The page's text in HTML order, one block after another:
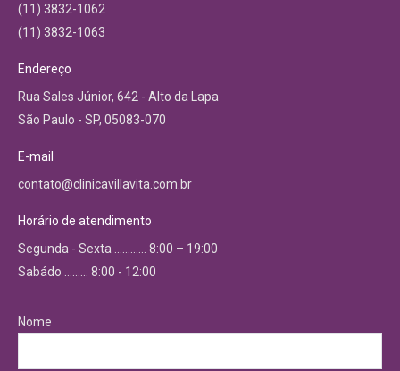
(11) 3832-1062
(11) 3832-1063
Endereço
Rua Sales Júnior, 642 - Alto da Lapa
São Paulo - SP, 05083-070
E-mail
contato@clinicavillavita.com.br
Horário de atendimento
Segunda - Sexta ………… 8:00 – 19:00
Sabádo ……… 8:00 - 12:00
Nome